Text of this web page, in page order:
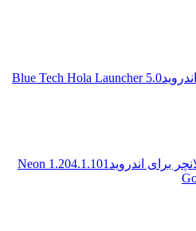
5.0 Blue Tech Hola Launcher
1.204.1.101 Neon